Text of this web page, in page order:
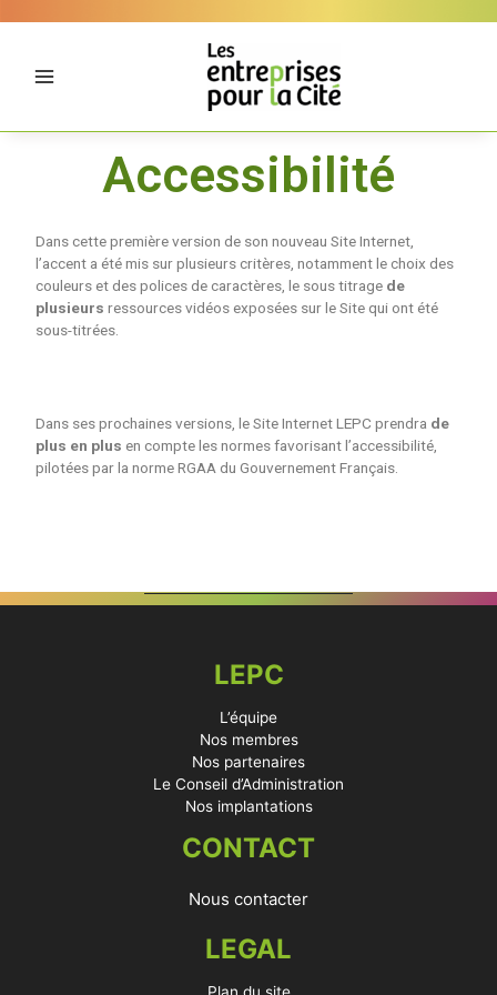
Accessibilité
Dans cette première version de son nouveau Site Internet,
l’accent a été mis sur plusieurs critères, notamment le choix des
couleurs et des polices de caractères, le sous titrage de
plusieurs ressources vidéos exposées sur le Site qui ont été
sous-titrées.
Dans ses prochaines versions, le Site Internet LEPC prendra de
plus en plus en compte les normes favorisant l’accessibilité,
pilotées par la norme RGAA du Gouvernement Français.
LEPC
L’équipe
Nos membres
Nos partenaires
Le Conseil d’Administration
Nos implantations
CONTACT
Nous contacter
LEGAL